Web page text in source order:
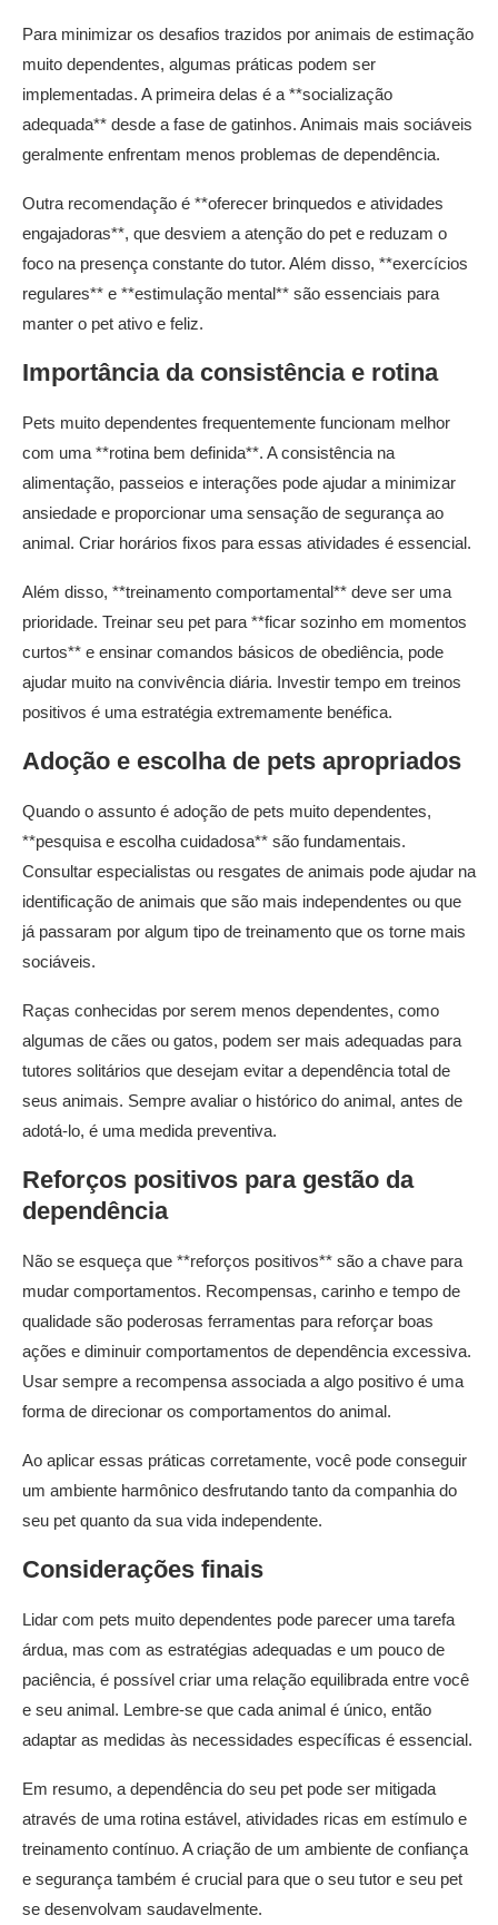
Para minimizar os desafios trazidos por animais de estimação
muito dependentes, algumas práticas podem ser
implementadas. A primeira delas é a **socialização
adequada** desde a fase de gatinhos. Animais mais sociáveis
geralmente enfrentam menos problemas de dependência.
Outra recomendação é **oferecer brinquedos e atividades
engajadoras**, que desviem a atenção do pet e reduzam o
foco na presença constante do tutor. Além disso, **exercícios
regulares** e **estimulação mental** são essenciais para
manter o pet ativo e feliz.
Importância da consistência e rotina
Pets muito dependentes frequentemente funcionam melhor
com uma **rotina bem definida**. A consistência na
alimentação, passeios e interações pode ajudar a minimizar
ansiedade e proporcionar uma sensação de segurança ao
animal. Criar horários fixos para essas atividades é essencial.
Além disso, **treinamento comportamental** deve ser uma
prioridade. Treinar seu pet para **ficar sozinho em momentos
curtos** e ensinar comandos básicos de obediência, pode
ajudar muito na convivência diária. Investir tempo em treinos
positivos é uma estratégia extremamente benéfica.
Adoção e escolha de pets apropriados
Quando o assunto é adoção de pets muito dependentes,
**pesquisa e escolha cuidadosa** são fundamentais.
Consultar especialistas ou resgates de animais pode ajudar na
identificação de animais que são mais independentes ou que
já passaram por algum tipo de treinamento que os torne mais
sociáveis.
Raças conhecidas por serem menos dependentes, como
algumas de cães ou gatos, podem ser mais adequadas para
tutores solitários que desejam evitar a dependência total de
seus animais. Sempre avaliar o histórico do animal, antes de
adotá-lo, é uma medida preventiva.
Reforços positivos para gestão da
dependência
Não se esqueça que **reforços positivos** são a chave para
mudar comportamentos. Recompensas, carinho e tempo de
qualidade são poderosas ferramentas para reforçar boas
ações e diminuir comportamentos de dependência excessiva.
Usar sempre a recompensa associada a algo positivo é uma
forma de direcionar os comportamentos do animal.
Ao aplicar essas práticas corretamente, você pode conseguir
um ambiente harmônico desfrutando tanto da companhia do
seu pet quanto da sua vida independente.
Considerações finais
Lidar com pets muito dependentes pode parecer uma tarefa
árdua, mas com as estratégias adequadas e um pouco de
paciência, é possível criar uma relação equilibrada entre você
e seu animal. Lembre-se que cada animal é único, então
adaptar as medidas às necessidades específicas é essencial.
Em resumo, a dependência do seu pet pode ser mitigada
através de uma rotina estável, atividades ricas em estímulo e
treinamento contínuo. A criação de um ambiente de confiança
e segurança também é crucial para que o seu tutor e seu pet
se desenvolvam saudavelmente.